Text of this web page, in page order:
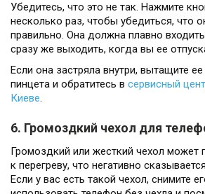
Убедитесь, что это не так. Нажмите
несколько раз, чтобы убедиться, что
правильно. Она должна плавно
сразу же выходить, когда вы ее
Если она застряла внутри, вытащите
пинцета и обратитесь в сервисный
Киеве.
6. Громоздкий чехол для
Громоздкий или жесткий чехол может
к перегреву, что негативно
Если у вас есть такой чехол, снимите